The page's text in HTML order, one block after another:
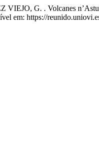
VIEJO, G. . Volcanes
em: https://